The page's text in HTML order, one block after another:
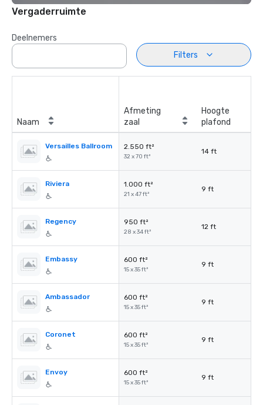
Vergaderruimte
Deelnemers
Filters
Naam
Afmeting
zaal
Hoogte
plafond
Versailles Ballroom 2.550 ft²
32 x 70 ft²
14 ft
Riviera 1.000 ft²
21 x 47 ft²
9 ft
Regency 950 ft²
28 x 34 ft²
12 ft
Embassy 600 ft²
15 x 35 ft²
9 ft
Ambassador 600 ft²
15 x 35 ft²
9 ft
Coronet 600 ft²
15 x 35 ft²
9 ft
Envoy 600 ft²
15 x 35 ft²
9 ft